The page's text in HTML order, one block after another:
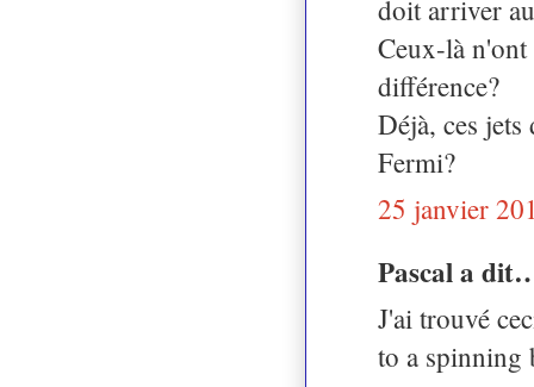
doit arriver
Ceux-là
différence?
Déjà, ces
Fermi?
25 janvier
Pascal a
J'ai trouvé
to a spinning